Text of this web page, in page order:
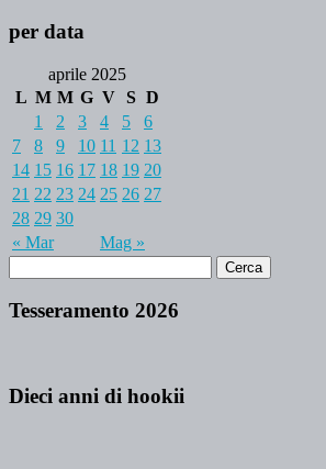
per data
aprile 2025
L M M G V S D
« Mar Mag »
1 2 3 4 5
6
7
8 9 10 11 12 13
14 15 16 17 18 19 20
21 22 23 24 25 26 27
28 29 30
Tesseramento 2026
Dieci anni di hookii